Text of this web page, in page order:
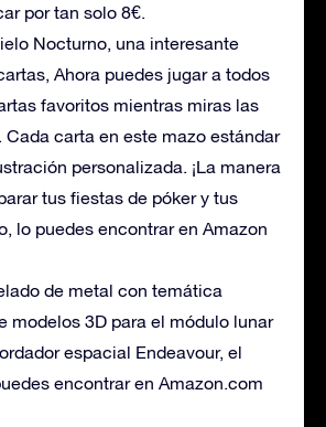
por tan solo 8€.
Nocturno, una interesante
Ahora puedes jugar a todos
favoritos mientras miras las
carta en este mazo estándar
personalizada. ¡La manera
tus fiestas de póker y tus
lo puedes encontrar en Amazon
de metal con temática
modelos 3D para el módulo lunar
espacial Endeavour, el
encontrar en Amazon.com